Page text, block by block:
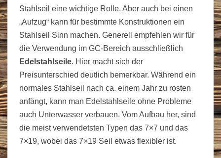
Stahlseil eine wichtige Rolle. Aber auch bei einen
„Aufzug“ kann für bestimmte Konstruktionen ein
Stahlseil Sinn machen. Generell empfehlen wir für
die Verwendung im GC-Bereich ausschließlich
Edelstahlseile. Hier macht sich der
Preisunterschied deutlich bemerkbar. Während ein
normales Stahlseil nach ca. einem Jahr zu rosten
anfängt, kann man Edelstahlseile ohne Probleme
auch Unterwasser verbauen. Vom Aufbau her, sind
die meist verwendetsten Typen das 7×7 und das
7×19, wobei das 7×19 Seil etwas flexibler ist.